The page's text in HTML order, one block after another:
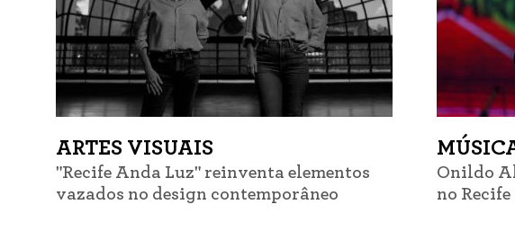
ARTES VISUAIS
"Recife Anda Luz" reinventa elementos
vazados no design contemporâneo
Onildo
no